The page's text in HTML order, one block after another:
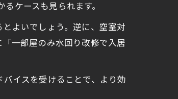
ケースも見られます。
よいでしょう。逆に、空室対
一部屋のみ水回り改修で入居
イスを受けることで、より効